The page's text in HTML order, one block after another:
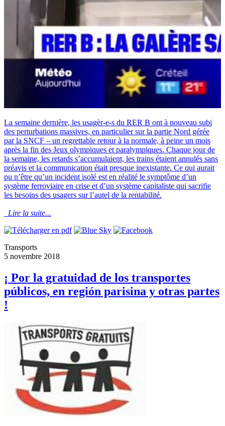
La semaine dernière, les usagèr-e-s du RER B ont à nouveau subi
des perturbations massives, en particulier sur la partie Nord gérée
par la SNCF – un regrettable retour à la normale, à peine un mois
après la fin des Jeux olympiques et paralympiques. Chaque jour de
la semaine, les retards s’accumulaient, les trains étaient annulés sans
préavis et la communication était presque inexistante. Ce qui aurait
pu n’être qu’un incident isolé est en réalité le symptôme d’un
système ferroviaire en crise et d’un système capitaliste qui sacrifie
les besoins des usagers sur l’autel de la rentabilité.
Lire la suite...
Transports
5 novembre 2018
¡ Por la gratuidad de los transportes
públicos, en región parisina y otras partes
!